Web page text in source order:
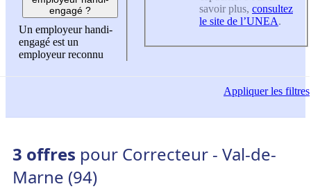
engagé ?
Un employeur handi-
engagé est un
employeur reconnu
savoir plus, consultez
le site de l’UNEA.
Appliquerles filtres
3 offres pour Correcteur - Val-de-
Marne (94)